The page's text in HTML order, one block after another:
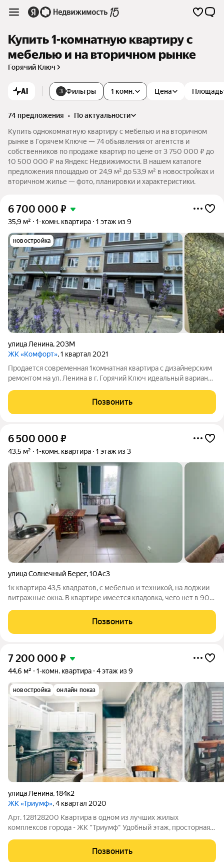
Купить 1-комнатную квартиру с
мебелью и на вторичном рынке
Горячий Ключ
AI 3 Фильтры 1 комн. Цена Площадь
74 предложения •
по актуальности
Купить однокомнатную квартиру с мебелью и на вторичном
рынке в Горячем Ключе — 74 объявления от агентств и
собственников по продаже квартир по цене от 3 750 000 ₽ до
10 500 000 ₽ на Яндекс Недвижимости. В нашем каталоге
предложения площадью от 24,9 м² до 53,9 м² в новостройках и
вторичном жилье — фото, планировки и характеристики.
6 700 000 ₽
35,9 м² 1-комн. квартира 1 этаж из 9
новостройка
улица Ленина, 203М
ЖК «Комфорт», 1 квартал 2021
Продается современная 1комнатная квартира с дизайнерским
ремонтом на ул. Ленина в г. Горячий Ключ идеальный вариант
руб. Прямая продажа, все документы готовы, возможна
Позвонить
6 500 000 ₽
43,5 м² 1-комн. квартира 1 этаж из 3
улица Солнечный Берег,10Ас3
1к квартира 43,5 квадратов, с мебелью и техникой, на лоджии
витражные окна. В квартире имеется кладовка, чего нет в 90%
санаторно-курортная часть города, парк в 5 минутах ходьбы,
школа и детский сад
Позвонить
7 200 000 ₽
44,6 м² 1-комн. квартира 4 этаж из 9
новостройка онлайн показ
улица Ленина,184к2
ЖК «Триумф», 4 квартал 2020
Арт. 128128200 Квартира в одном из лучших жилых
комплексов города - ЖК "Триумф" Удобный этаж, просторная
санузлом. Вся стоимость в договоре, документы чистые!
Позвонить